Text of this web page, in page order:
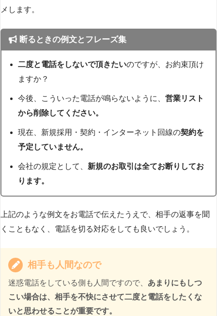
メします。
断るときの例文とフレーズ集
二度と電話をしないで頂きたいのですが、お約束頂け
ますか？
今後、こういった電話が鳴らないように、営業リスト
から削除してください。
現在、新規採用・契約・インターネット回線の契約を
予定していません。
会社の規定として、 新規のお取引は全てお断りしてお
ります。
上記のような例文をお電話で伝えたうえで、相手の返事を聞
くこともなく、電話を切る対応をしても良いでしょう。
相手も人間なので
迷惑電話をしている側も人間ですので、 あまりにもしつ
こい場合は、相手を不快にさせて二度と電話をしたくな
いと思わせることが重要です。